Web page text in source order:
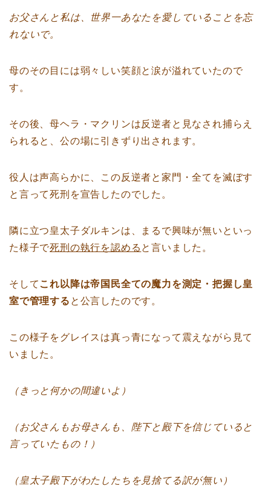
お父さんと私は、世界一あなたを愛していることを忘
れないで。
母のその目には弱々しい笑顔と涙が溢れていたので
す。
その後、母ヘラ・マクリンは反逆者と見なされ捕らえ
られると、公の場に引きずり出されます。
役人は声高らかに、この反逆者と家門・全てを滅ぼす
と言って死刑を宣告したのでした。
隣に立つ皇太子ダルキンは、まるで興味が無いといっ
た様子で死刑の執行を認める と言いました。
そして これ以降は帝国民全ての魔力を測定・把握し皇
室で管理する と公言したのです。
この様子をグレイスは真っ青になって震えながら見て
いました。
（きっと何かの間違いよ）
（お父さんもお母さんも、陛下と殿下を信じていると
言っていたもの！）
（皇太子殿下がわたしたちを見捨てる訳が無い）